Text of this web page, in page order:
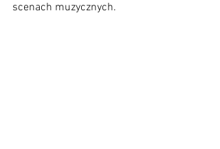
scenach muzycznych.